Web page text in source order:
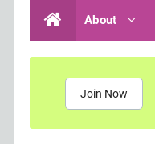
About
Join Now